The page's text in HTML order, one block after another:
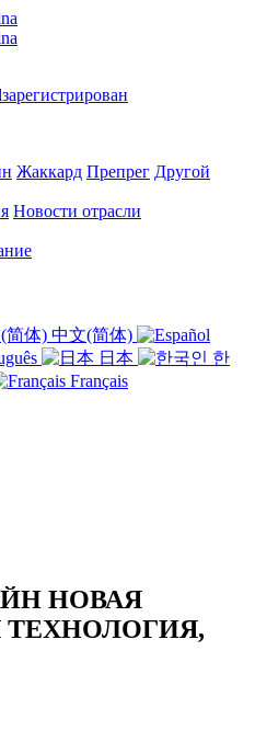
Жаккард Препрег Другой
Новости отрасли
中文(简体)
日本
한
Français
НОВАЯ